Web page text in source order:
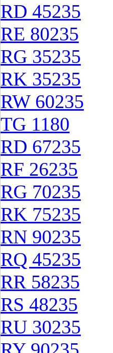
RD 45235
RE 80235
RG 35235
RK 35235
RW 60235
TG 1180
RD 67235
RF 26235
RG 70235
RK 75235
RN 90235
RQ 45235
RR 58235
RS 48235
RU 30235